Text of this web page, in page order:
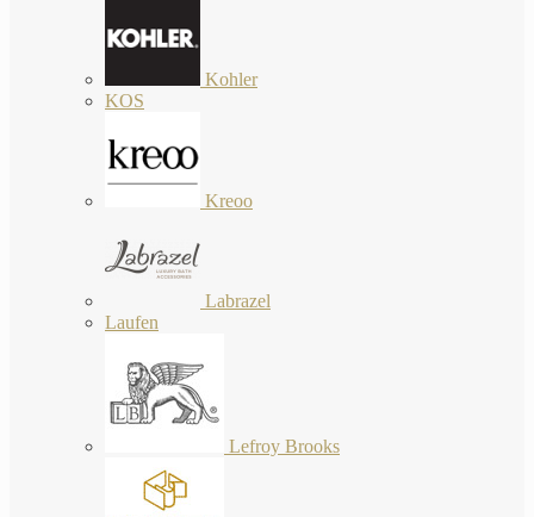
Kohler
KOS
Kreoo
Labrazel
Laufen
Lefroy Brooks